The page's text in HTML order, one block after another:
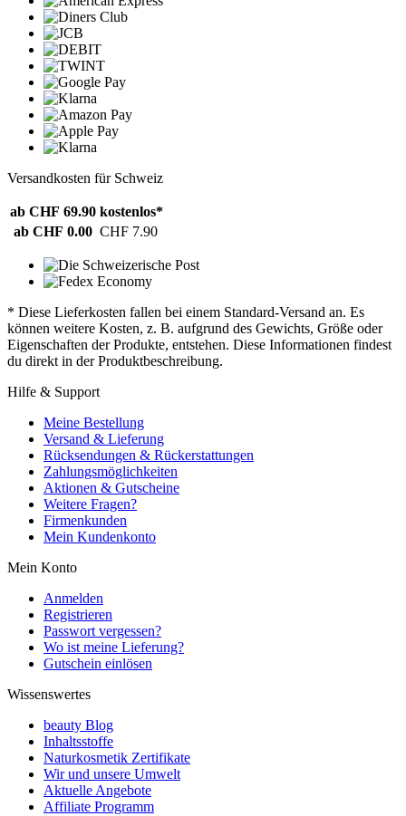
Versandkosten für Schweiz
ab CHF 69.90 kostenlos*
ab CHF 0.00 CHF 7.90
* Diese Lieferkosten fallen bei einem Standard-Versand an. Es
können weitere Kosten, z. B. aufgrund des Gewichts, Größe oder
Eigenschaften der Produkte, entstehen. Diese Informationen findest
du direkt in der Produktbeschreibung.
Hilfe & Support
Meine Bestellung
Versand & Lieferung
Rücksendungen & Rückerstattungen
Zahlungsmöglichkeiten
Aktionen & Gutscheine
Weitere Fragen?
Firmenkunden
Mein Kundenkonto
Mein Konto
Anmelden
Registrieren
Passwort vergessen?
Wo ist meine Lieferung?
Gutschein einlösen
Wissenswertes
beauty Blog
Inhaltsstoffe
Naturkosmetik Zertifikate
Wir und unsere Umwelt
Aktuelle Angebote
Affiliate Programm